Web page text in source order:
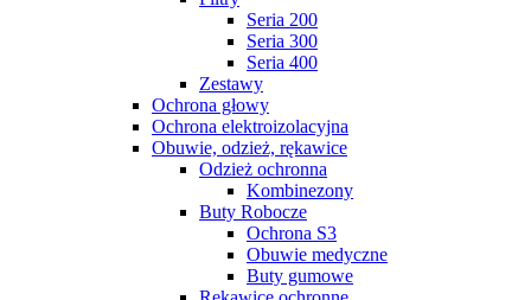
Seria 200
Seria 300
Seria 400
Zestawy
Ochrona głowy
Ochrona elektroizolacyjna
Obuwie, odzież, rękawice
Odzież ochronna
Kombinezony
Buty Robocze
Ochrona S3
Obuwie medyczne
Buty gumowe